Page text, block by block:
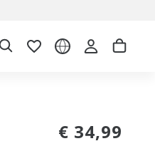
€ 34,99